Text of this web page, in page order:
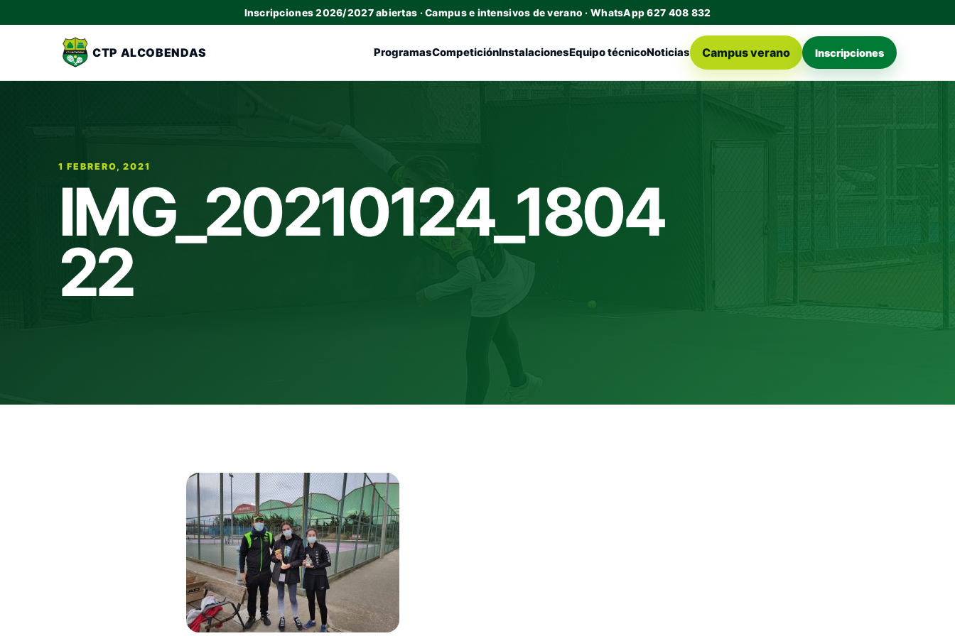
Inscripciones 2026/2027 abiertas · Campus e intensivos de verano · WhatsApp 627 408 832
CTP ALCOBENDAS ProgramasCompeticiónInstalacionesEquipo técnicoNoticias Campus verano Inscripciones
1 FEBRERO, 2021
IMG_20210124_1804
22